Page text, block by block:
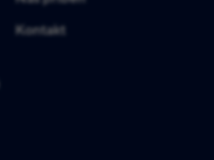
Kontakt